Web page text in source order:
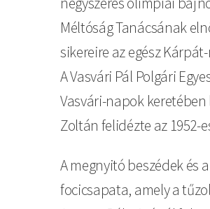
Méltóság Tanácsának
sikereire az egész
A Vasvári Pál Polgári
Vasvári-napok
Zoltán felidézte az
A megnyitó beszédek és
focicsapata, amely a